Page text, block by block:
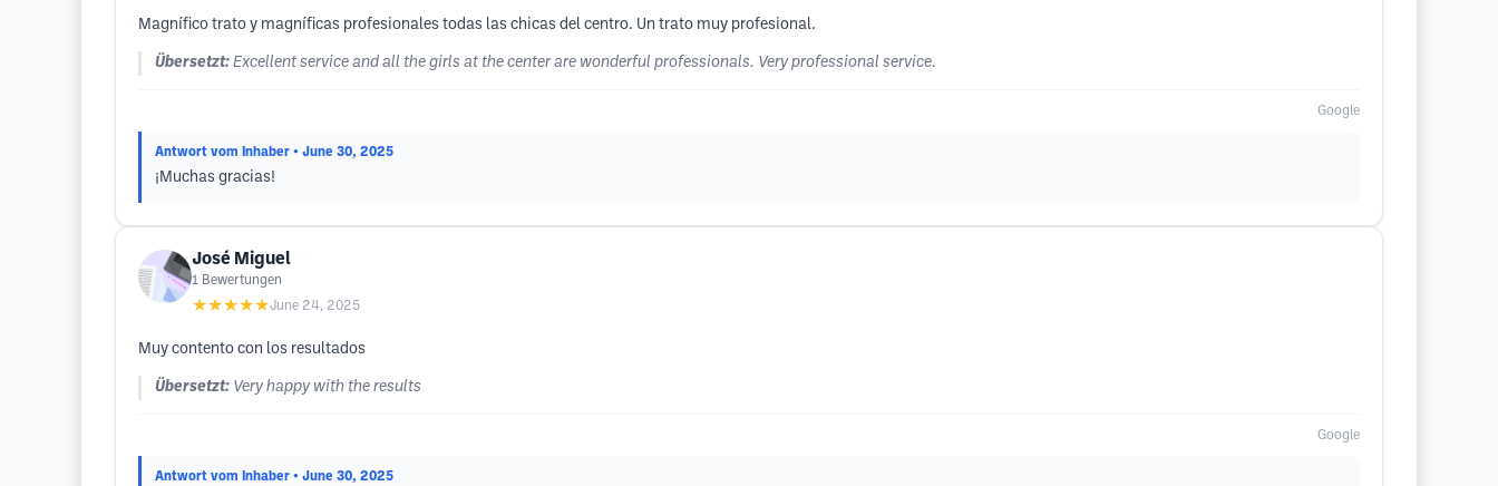
Magnífico trato y magníficas profesionales todas las chicas del centro. Un trato muy profesional.
Übersetzt: Excellent service and all the girls at the center are wonderful professionals. Very professional service.
Google
Antwort vom Inhaber • June 30, 2025
¡Muchas gracias!
José Miguel
1 Bewertungen
★★★★★June 24, 2025
Muy contento con los resultados
Übersetzt: Very happy with the results
Google
Antwort vom Inhaber • June 30, 2025